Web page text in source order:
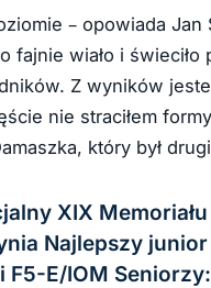
– opowiada
fajnie wiało i
Z wyników
nie straciłem
który był
XIX
Najlepszy
E/IOM